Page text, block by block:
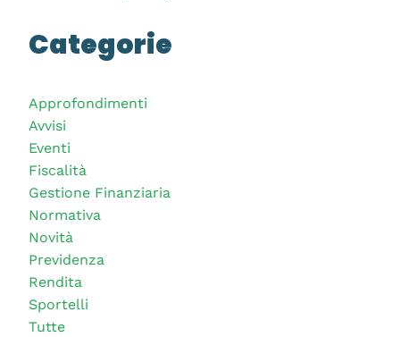
Categorie
Approfondimenti
Avvisi
Eventi
Fiscalità
Gestione Finanziaria
Normativa
Novità
Previdenza
Rendita
Sportelli
Tutte